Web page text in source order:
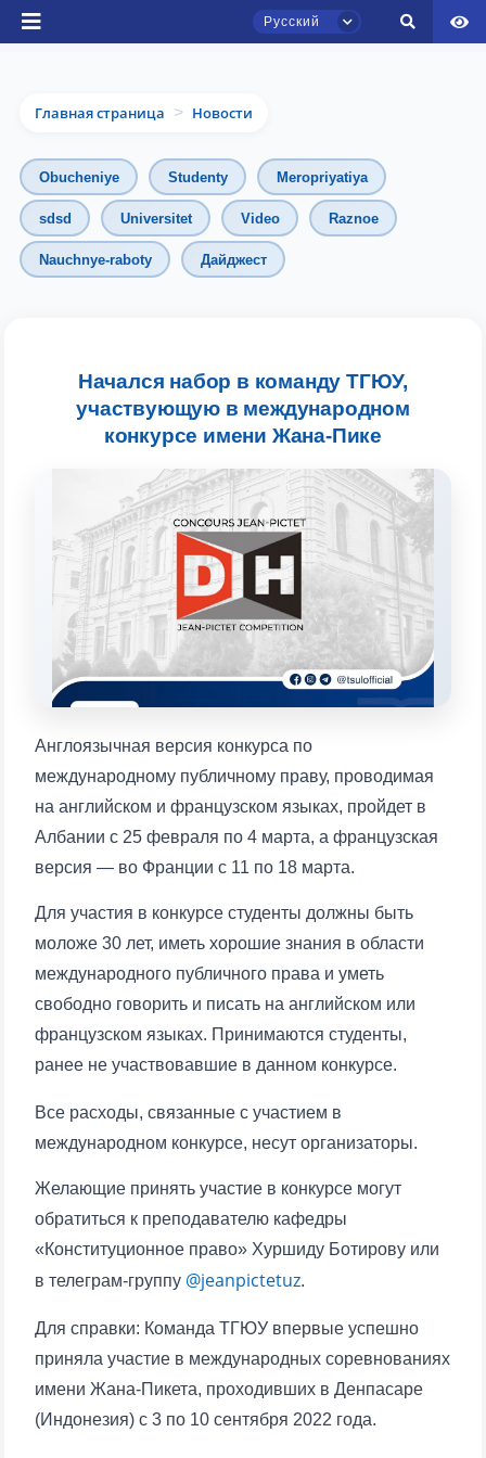
Русский
Главная страница > Новости
Obucheniye Studenty Meropriyatiya
sdsd Universitet Video Raznoe
Nauchnye-raboty Дайджест
Начался набор в команду ТГЮУ,
участвующую в международном
конкурсе имени Жана-Пике
Англоязычная версия конкурса по
международному публичному праву, проводимая
на английском и французском языках, пройдет в
Албании с 25 февраля по 4 марта, а французская
версия — во Франции с 11 по 18 марта.
Для участия в конкурсе студенты должны быть
моложе 30 лет, иметь хорошие знания в области
международного публичного права и уметь
свободно говорить и писать на английском или
французском языках. Принимаются студенты,
ранее не участвовавшие в данном конкурсе.
Все расходы, связанные с участием в
международном конкурсе, несут организаторы.
Желающие принять участие в конкурсе могут
обратиться к преподавателю кафедры
«Конституционное право» Хуршиду Ботирову или
в телеграм-группу @jeanpictetuz.
Для справки: Команда ТГЮУ впервые успешно
приняла участие в международных соревнованиях
имени Жана-Пикета, проходивших в Денпасаре
(Индонезия) с 3 по 10 сентября 2022 года.
Чат приёмной комиссии ТГЮУ
Онлайн
Оставляйте здесь свои обращения по
вопросам приёма.
Выберите тему — затем появятся
конкретные вопросы:
1. Документы (бакалавр) (5)
3. Собеседование (бакалавр) (8)
4. Собеседование (магистр) (5)
6. Онлайн-заявки (15) 7. Колл-центр (4)
8. Квота (бакалавриат) (1) 9. Квота (магистратура) (1)
✉️ Написать администратору